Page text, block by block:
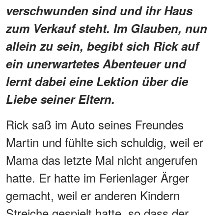
verschwunden sind und ihr Haus
zum Verkauf steht. Im Glauben, nun
allein zu sein, begibt sich Rick auf
ein unerwartetes Abenteuer und
lernt dabei eine Lektion über die
Liebe seiner Eltern.
Rick saß im Auto seines Freundes
Martin und fühlte sich schuldig, weil er
Mama das letzte Mal nicht angerufen
hatte. Er hatte im Ferienlager Ärger
gemacht, weil er anderen Kindern